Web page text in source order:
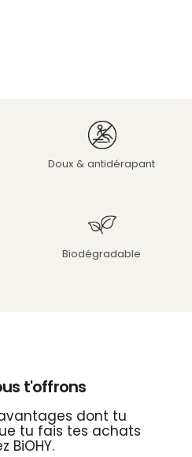
Doux & antidérapant
Biodégradable
t'offrons
dont tu
tu fais tes achats
BiOHY.